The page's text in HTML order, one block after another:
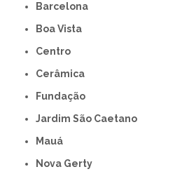
Barcelona
Boa Vista
Centro
Cerâmica
Fundação
Jardim São Caetano
Mauá
Nova Gerty